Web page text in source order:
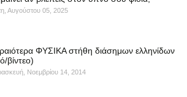
Αυγούστου 05, 2025
ΦΥΣΙΚΑ στήθη διάσημων ελληνίδων
βίντεο)
Νοεμβρίου 14, 2014